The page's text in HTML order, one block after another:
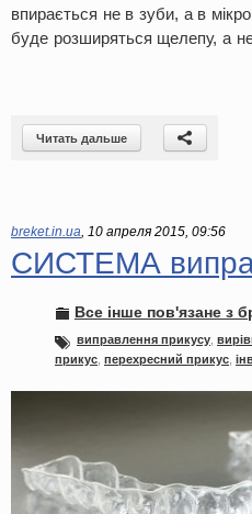
впирається не в зуби, а в
буде розширяться щелепу, а
Читать дальше
breket.in.ua, 10 апреля 2015, 09:56
СИСТЕМА
Все інше пов'язане з
виправлення прикусу
прикус перехресний прикус